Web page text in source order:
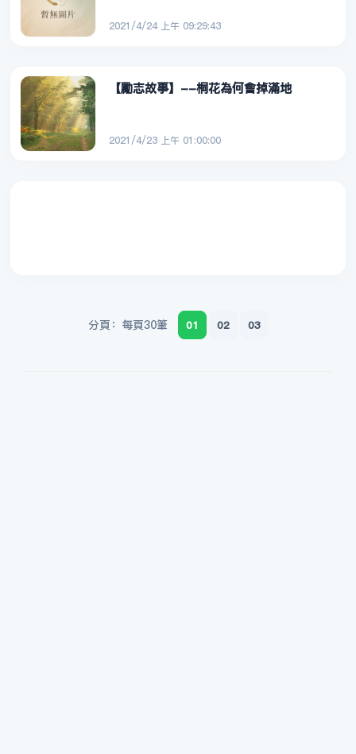
2021/4/24 上午 09:29:43
【勵志故事】--桐花為何會掉滿地
2021/4/23 上午 01:00:00
分頁：每頁30筆 01 02 03